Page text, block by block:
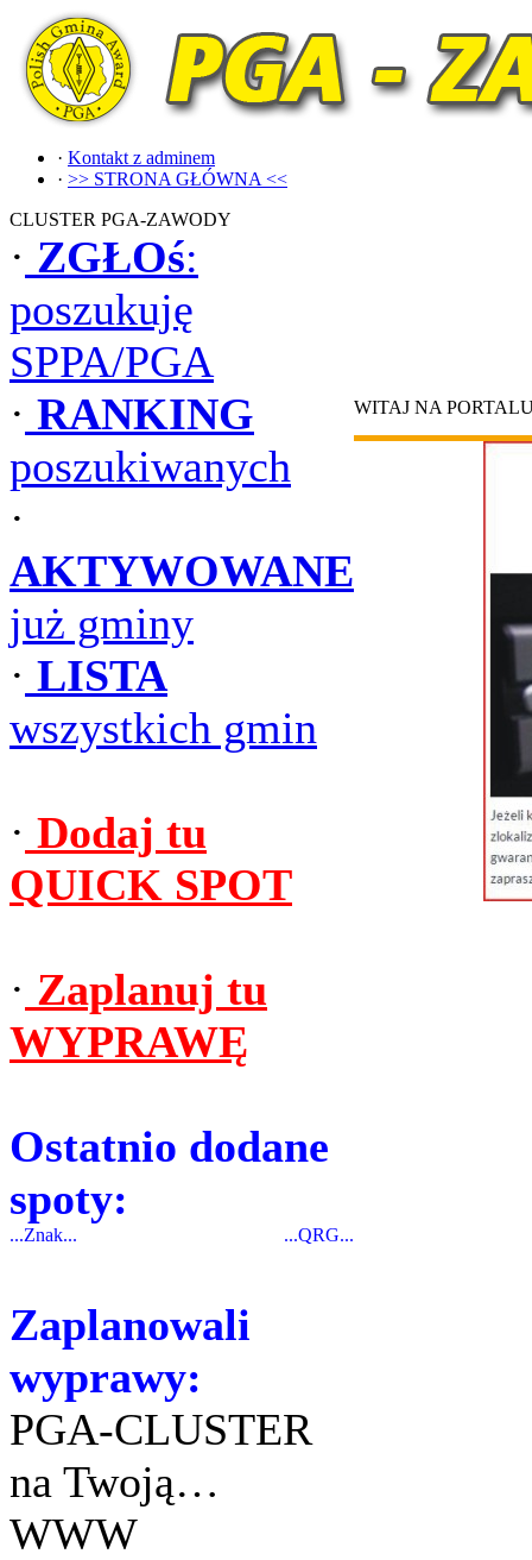
· Kontakt z adminem
· >> STRONA GŁÓWNA <<
CLUSTER PGA-ZAWODY
· ZGŁOś:
poszukuję
SPPA/PGA
· RANKING
poszukiwanych
·
AKTYWOWANE
już gminy
· LISTA
wszystkich gmin
· Dodaj tu
QUICK SPOT
· Zaplanuj tu
WYPRAWĘ
Ostatnio dodane
spoty:
...Znak... ...QRG...
Zaplanowali
wyprawy:
PGA-CLUSTER
na Twoją…
WWW
WITAJ NA